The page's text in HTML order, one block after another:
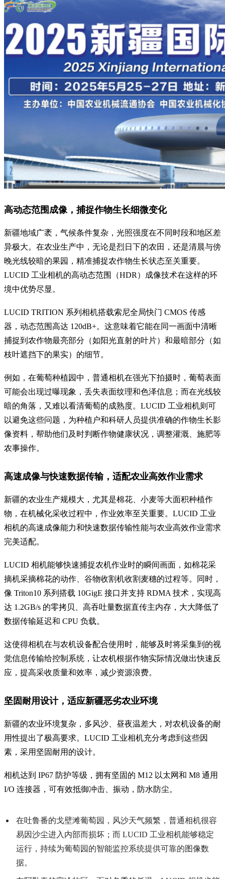
机
Helios
系
列
3D
相
配
件
ARENA
软
高动态范围成像，捕捉作物生长细微变化
新疆地域广袤，气候条件复杂，光照强度在不同时段和地区差
异极大。在农业生产中，无论是烈日下的农田，还是清晨与傍
晚光线较暗的果园，精准捕捉农作物生长状态至关重要。
LUCID 工业相机的高动态范围（HDR）成像技术在这样的环
境中优势尽显。
LUCID TRITION 系列相机搭载索尼全局快门 CMOS 传感
器，动态范围高达 120dB+。这意味着它能在同一画面中清晰
捕捉到农作物最亮部分（如阳光直射的叶片）和最暗部分（如
枝叶遮挡下的果实）的细节。
例如，在葡萄种植园中，普通相机在强光下拍摄时，葡萄表面
可能会出现过曝现象，丢失表面纹理和色泽信息；而在光线较
暗的角落，又难以看清葡萄的成熟度。LUCID 工业相机则可
以避免这些问题，为种植户和科研人员提供准确的作物生长影
像资料，帮助他们及时判断作物健康状况，调整灌溉、施肥等
农事操作。
高速成像与快速数据传输，适配农业高效作业需求
新疆的农业生产规模大，尤其是棉花、小麦等大面积种植作
物，在机械化采收过程中，作业效率至关重要。LUCID 工业
相机的高速成像能力和快速数据传输性能与农业高效作业需求
完美适配。
LUCID 相机能够快速捕捉农机作业时的瞬间画面，如棉花采
摘机采摘棉花的动作、谷物收割机收割麦穗的过程等。同时，
像 Triton10 系列搭载 10GigE 接口并支持 RDMA 技术，实现高
达 1.2GB/s 的零拷贝、高吞吐量数据直传主内存，大大降低了
数据传输延迟和 CPU 负载。
这使得相机在与农机设备配合使用时，能够及时将采集到的视
觉信息传输给控制系统，让农机根据作物实际情况做出快速反
应，提高采收质量和效率，减少资源浪费。
坚固耐用设计，适应新疆恶劣农业环境
新疆的农业环境复杂，多风沙、昼夜温差大，对农机设备的耐
用性提出了极高要求。LUCID 工业相机充分考虑到这些因
素，采用坚固耐用的设计。
相机达到 IP67 防护等级，拥有坚固的 M12 以太网和 M8 通用
I/O 连接器，可有效抵御冲击、振动，防水防尘。
在吐鲁番的戈壁滩葡萄园，风沙天气频繁，普通相机很容
易因沙尘进入内部而损坏；而 LUCID 工业相机能够稳定
运行，持续为葡萄园的智能监控系统提供可靠的图像数
据。